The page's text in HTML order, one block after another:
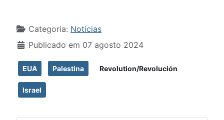
Detalhes
Categoria: Notícias
Publicado em 07 agosto 2024
EUA Palestina Revolution/Revolución
Israel